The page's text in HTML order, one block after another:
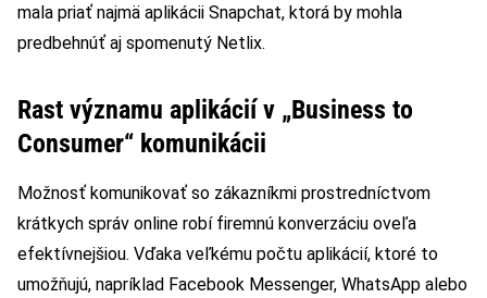
mala priať najmä aplikácii Snapchat, ktorá by mohla
predbehnúť aj spomenutý Netlix.
Rast významu aplikácií v „Business to
Consumer“ komunikácii
Možnosť komunikovať so zákazníkmi prostredníctvom
krátkych správ online robí firemnú konverzáciu oveľa
efektívnejšiou. Vďaka veľkému počtu aplikácií, ktoré to
umožňujú, napríklad Facebook Messenger, WhatsApp alebo